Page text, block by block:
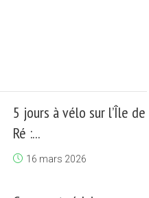
5 jours à vélo sur l’Île de
Ré :...
16 mars 2026